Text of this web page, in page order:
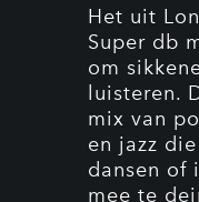
Het uit
Super db
om
luisteren.
mix van
en jazz
dansen of
mee te